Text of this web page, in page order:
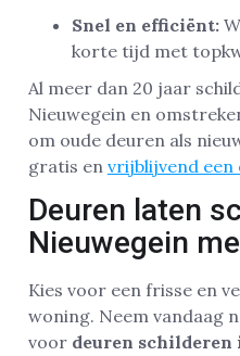
Snel en efficiënt:
korte tijd met
Al meer dan 20 jaar
Nieuwegein en
om oude deuren als
gratis en vrijblijvend
Deuren laten
Nieuwegein
Kies voor een frisse en
woning. Neem vandaag
voor deuren schilderen